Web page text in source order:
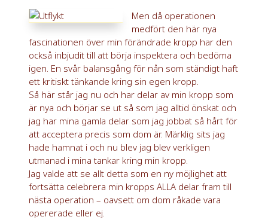
Men då operationen
medfört den här nya
fascinationen över min förändrade kropp har den
också inbjudit till att börja inspektera och bedöma
igen. En svår balansgång för nån som ständigt haft
ett kritiskt tänkande kring sin egen kropp.
Så här står jag nu och har delar av min kropp som
är nya och börjar se ut så som jag alltid önskat och
jag har mina gamla delar som jag jobbat så hårt för
att acceptera precis som dom är. Märklig sits jag
hade hamnat i och nu blev jag blev verkligen
utmanad i mina tankar kring min kropp.
Jag valde att se allt detta som en ny möjlighet att
fortsätta celebrera min kropps ALLA delar fram till
nästa operation – oavsett om dom råkade vara
opererade eller ej.